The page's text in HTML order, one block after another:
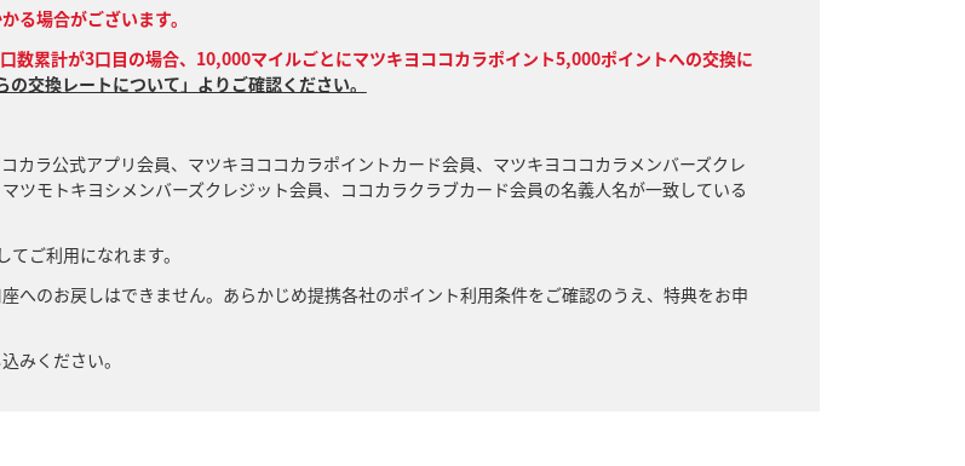
る場合がございます。
数累計が3口目の場合、10,000マイルごとにマツキヨココカラポイント5,000ポイントへの交換に
交換レートについて」よりご確認ください。
カラ公式アプリ会員、マツキヨココカラポイントカード会員、マツキヨココカラメンバーズクレ
ツモトキヨシメンバーズクレジット会員、ココカラクラブカード会員の名義人名が一致している
ご利用になれます。
へのお戻しはできません。あらかじめ提携各社のポイント利用条件をご確認のうえ、特典をお申
みください。